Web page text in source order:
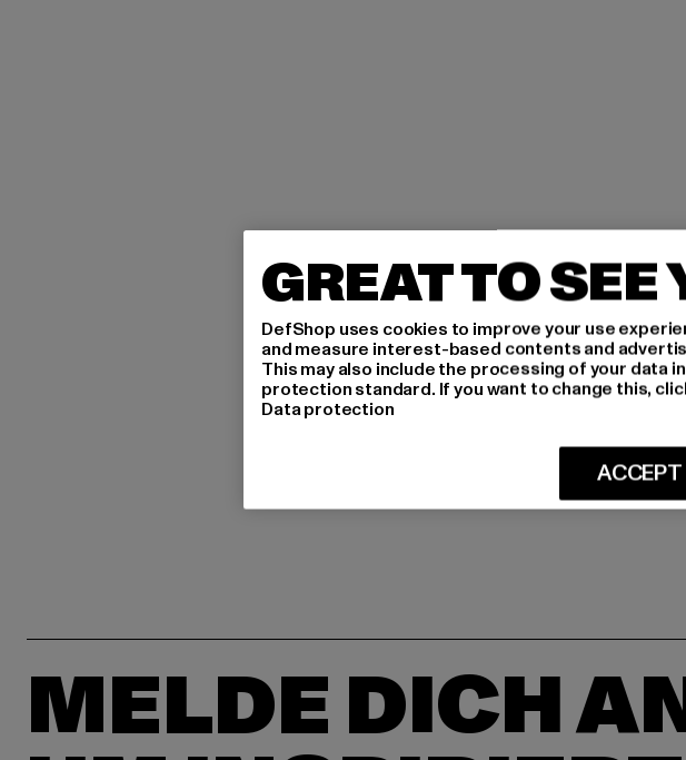
MELDE DICH
GREAT TO SEE
DefShop uses cookies to improve your use
and measure interest-based contents and
This may also include the processing of your data
protection standard. If you want to change this,
Data protection
ACCEPT